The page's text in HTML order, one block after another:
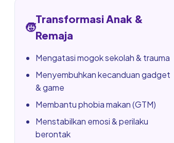
🧒
Transformasi Anak &
Remaja
Mengatasi mogok sekolah & trauma
Menyembuhkan kecanduan gadget
& game
Membantu phobia makan (GTM)
Menstabilkan emosi & perilaku
berontak